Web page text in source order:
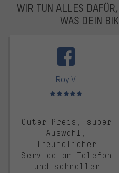
WIR TUN ALLES
WAS DEIN
Roy V.
Bewertungen: 5 von 5
Guter Preis, super
Auswahl,
freundlicher
Service am Telefon
und schneller